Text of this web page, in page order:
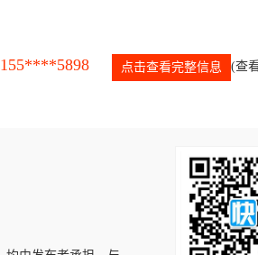
155****5898 点击查看完整信息 (查